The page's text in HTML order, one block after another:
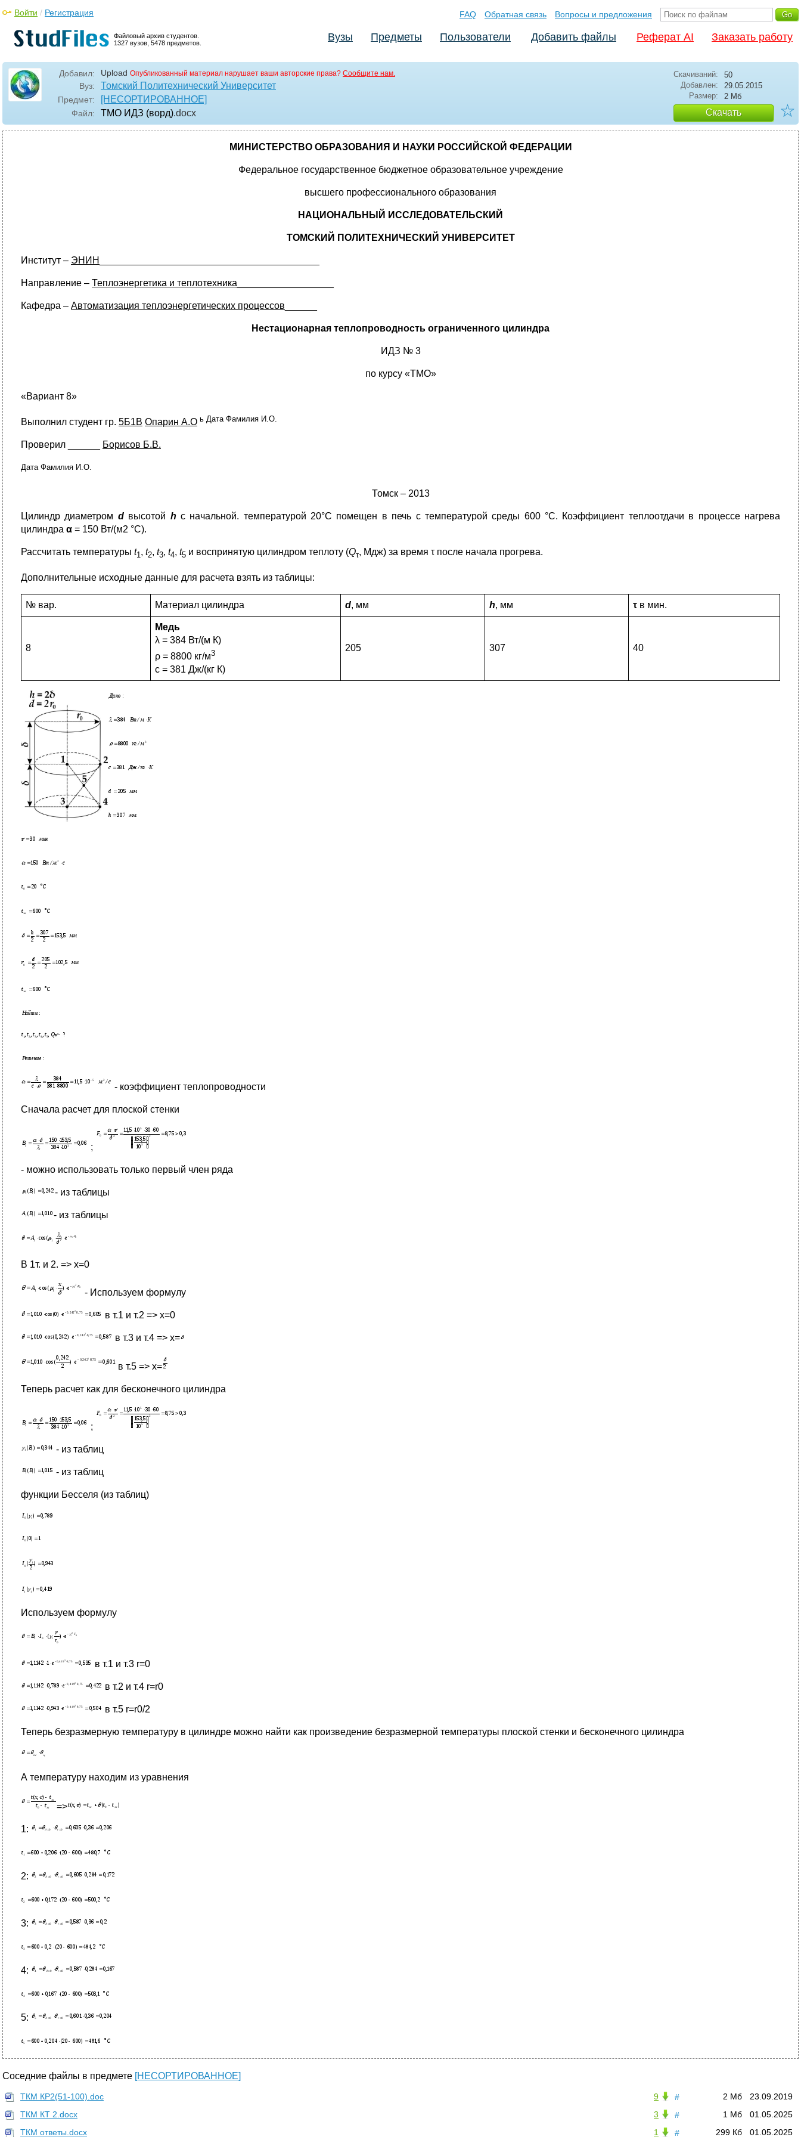
Файловый архив студентов.
1327 вузов, 5478 предметов.
Войти / Регистрация FAQ Обратная связь Вопросы и предложения
Вузы Предметы Пользователи Добавить файлы Реферат AI Заказать работу
Добавил: Upload Опубликованный материал нарушает ваши авторские права? Сообщите нам.
Вуз: Томский Политехнический Университет
Предмет: [НЕСОРТИРОВАННОЕ]
Файл: ТМО ИДЗ (ворд).docx
Скачиваний:
50
Добавлен:
29.05.2015
Размер:
2 Мб
Скачать ☆
МИНИСТЕРСТВО ОБРАЗОВАНИЯ И НАУКИ РОССИЙСКОЙ ФЕДЕРАЦИИ
Федеральное государственное бюджетное образовательное учреждение
высшего профессионального образования
НАЦИОНАЛЬНЫЙ ИССЛЕДОВАТЕЛЬСКИЙ
ТОМСКИЙ ПОЛИТЕХНИЧЕСКИЙ УНИВЕРСИТЕТ
Институт – ЭНИН
Направление – Теплоэнергетика и теплотехника
Кафедра – Автоматизация теплоэнергетических процессов
Нестационарная теплопроводность ограниченного цилиндра
ИДЗ № 3
по курсу «ТМО»
«Вариант 8»
Выполнил студент гр. 5Б1В Опарин А.О ь Дата Фамилия И.О.
Проверил Борисов Б.В.
Дата Фамилия И.О.
Томск – 2013
Цилиндр диаметром dвысотой h с начальной. температурой 20°С помещен в печь с температурой среды 600 °С. Коэффициент теплоотдачи в процессе нагрева
цилиндра α = 150 Вт/(м2 °С).
Рассчитать температуры t1 , t2, t3, t4, t5 и воспринятую цилиндром теплоту (Qτ, Мдж) за время τ после начала прогрева.
Дополнительные исходные данные для расчета взять из таблицы:
№ вар. Материал цилиндра d, мм h, мм τ в мин.
8
Медь
λ = 384 Вт/(м К)
ρ = 8800 кг/м3
с = 381 Дж/(кг К)
205 307 40
- коэффициент теплопроводности
Сначала расчет для плоской стенки
;
- можно использовать только первый член ряда
- из таблицы
- из таблицы
В 1т. и 2. => х=0
- Используем формулу
в т.1 и т.2 => x=0
в т.3 и т.4 => х=
в т.5 => х=
Теперь расчет как для бесконечного цилиндра
;
- из таблиц
- из таблиц
функции Бесселя (из таблиц)
Используем формулу
в т.1 и т.3 r=0
в т.2 и т.4 r=r0
в т.5 r=r0/2
Теперь безразмерную температуру в цилиндре можно найти как произведение безразмерной температуры плоской стенки и бесконечного цилиндра
А температуру находим из уравнения
=>
1:
2:
3:
4:
5:
Соседние файлы в предмете [НЕСОРТИРОВАННОЕ]
# 23.09.2019
2 Мб
9
ТКМ КР2(51-100).doc
#
01.05.2025
1 Мб
3
ТКМ КТ 2.docx
#
01.05.2025
299 Кб
1
ТКМ ответы.docx